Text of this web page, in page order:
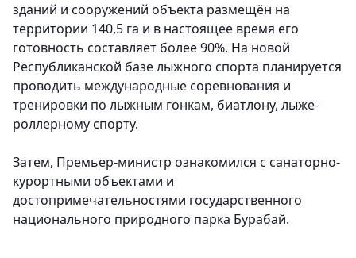
зданий и сооружений объекта размещён на
территории 140,5 га и в настоящее время его
готовность составляет более 90%. На новой
Республиканской базе лыжного спорта планируется
проводить международные соревнования и
тренировки по лыжным гонкам, биатлону, лыже-
роллерному спорту.
Затем, Премьер-министр ознакомился с санаторно-
курортными объектами и
достопримечательностями государственного
национального природного парка Бурабай.